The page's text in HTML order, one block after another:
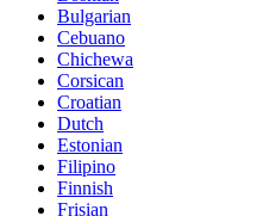
Bulgarian
Cebuano
Chichewa
Corsican
Croatian
Dutch
Estonian
Filipino
Finnish
Frisian